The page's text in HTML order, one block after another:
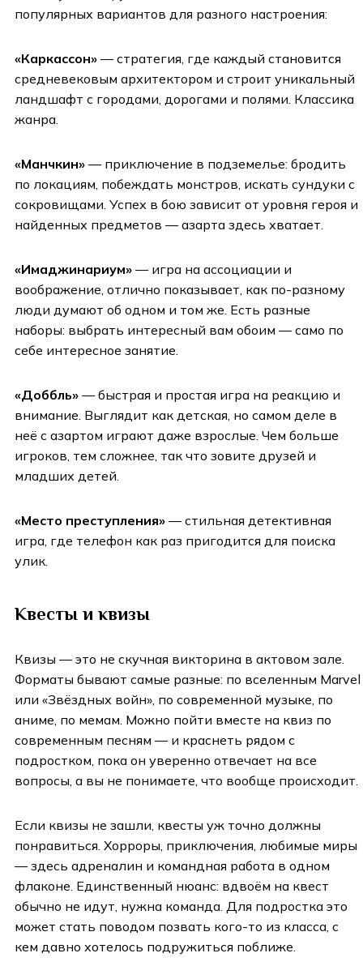
популярных вариантов для разного настроения:
«Каркассон» — стратегия, где каждый становится
средневековым архитектором и строит уникальный
ландшафт с городами, дорогами и полями. Классика
жанра.
«Манчкин» — приключение в подземелье: бродить
по локациям, побеждать монстров, искать сундуки с
сокровищами. Успех в бою зависит от уровня героя и
найденных предметов — азарта здесь хватает.
«Имаджинариум» — игра на ассоциации и
воображение, отлично показывает, как по-разному
люди думают об одном и том же. Есть разные
наборы: выбрать интересный вам обоим — само по
себе интересное занятие.
«Доббль» — быстрая и простая игра на реакцию и
внимание. Выглядит как детская, но самом деле в
неё с азартом играют даже взрослые. Чем больше
игроков, тем сложнее, так что зовите друзей и
младших детей.
«Место преступления» — стильная детективная
игра, где телефон как раз пригодится для поиска
улик.
Квесты и квизы
Квизы — это не скучная викторина в актовом зале.
Форматы бывают самые разные: по вселенным Marvel
или «Звёздных войн», по современной музыке, по
аниме, по мемам. Можно пойти вместе на квиз по
современным песням — и краснеть рядом с
подростком, пока он уверенно отвечает на все
вопросы, а вы не понимаете, что вообще происходит.
Если квизы не зашли, квесты уж точно должны
понравиться. Хорроры, приключения, любимые миры
— здесь адреналин и командная работа в одном
флаконе. Единственный нюанс: вдвоём на квест
обычно не идут, нужна команда. Для подростка это
может стать поводом позвать кого-то из класса, с
кем давно хотелось подружиться поближе.